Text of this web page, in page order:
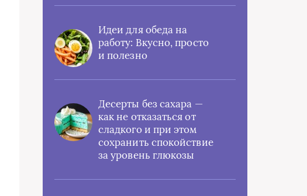
Идеи для обеда на
работу: Вкусно, просто
и полезно
Десерты без сахара —
как не отказаться от
сладкого и при этом
сохранить спокойствие
за уровень глюкозы